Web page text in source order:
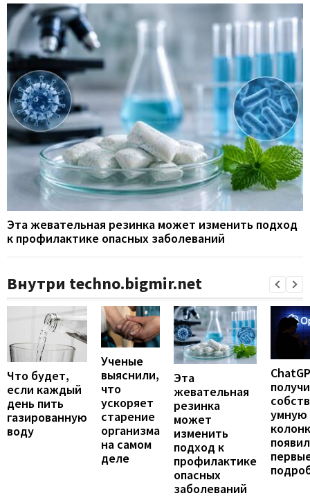
Эта жевательная резинка может изменить подход
к профилактике опасных заболеваний
Внутри techno.bigmir.net
Что будет,
если каждый
день пить
газированную
воду
Ученые
выяснили,
что
ускоряет
старение
организма
на самом
деле
Эта
жевательная
резинка
может
изменить
подход к
профилактике
опасных
заболеваний
умную